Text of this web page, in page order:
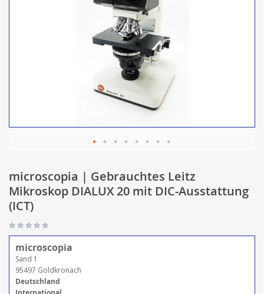
microscopia | Gebrauchtes Leitz
Mikroskop DIALUX 20 mit DIC-Ausstattung
(ICT)
microscopia
Sand 1
95497 Goldkronach
Deutschland